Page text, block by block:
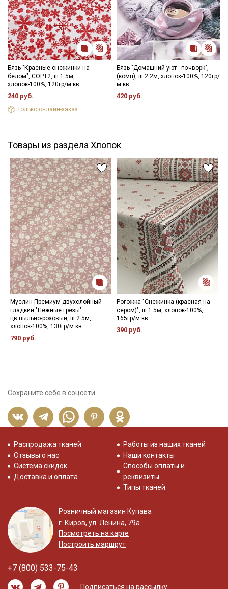
Бязь "Красные снежинки на
белом", СОРТ2, ш.1.5м,
хлопок-100%, 120гр/м.кв
240 руб.
Только онлайн-заказ
Бязь "Домашний уют - пэчворк",
(комп), ш.2.2м, хлопок-100%, 120гр/
м.кв
420 руб.
Товары из раздела Хлопок
Муслин Премиум двухслойный
гладкий "Нежные грезы"
цв.пыльно-розовый, ш.2.5м,
хлопок-100%, 130гр/м.кв
790 руб.
Рогожка "Снежинка (красная на
сером)", ш.1.5м, хлопок-100%,
165гр/м.кв
390 руб.
Сохраните себе в соцсети
Распродажа тканей
Отзывы о нас
Система скидок
Доставка и оплата
Работы из наших тканей
Наши контакты
Способы оплаты и
реквизиты
Типы тканей
Розничный магазин Купава
г. Киров, ул. Ленина, 79а
Посмотреть на карте
Построить маршрут
+7 (800) 533-75-43
Подписаться на рассылку